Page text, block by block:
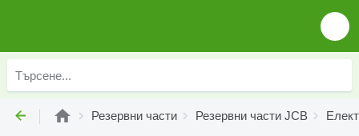
Резервни части Резервни части JCB